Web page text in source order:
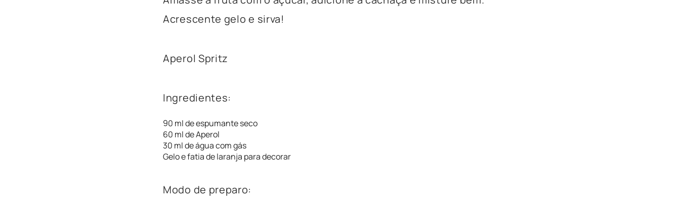
Acrescente gelo e sirva!
Aperol Spritz
Ingredientes:
90 ml de espumante seco
60 ml de Aperol
30 ml de água com gás
Gelo e fatia de laranja para decorar
Modo de preparo: